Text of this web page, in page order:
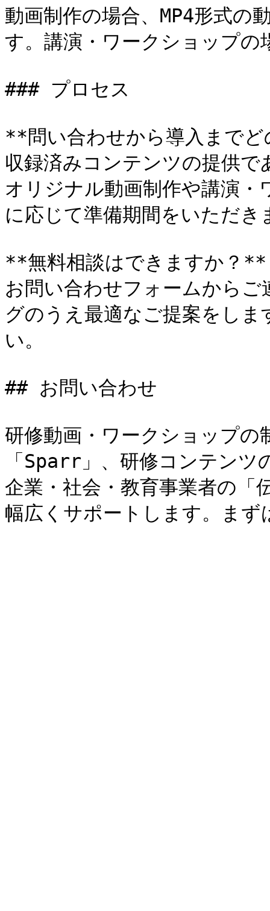
動画制作の場合、MP4形式の
す。講演・ワークショップの
### プロセス
**問い合わせから導入まで
収録済みコンテンツの提供
オリジナル動画制作や講演・
に応じて準備期間をいただき
**無料相談はできますか？**
お問い合わせフォームから
グのうえ最適なご提案をし
い。
## お問い合わせ
研修動画・ワークショップ
「Sparr」、研修コンテンツ
企業・社会・教育事業者の「